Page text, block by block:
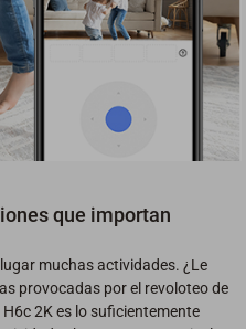
que importan
muchas actividades. ¿Le
provocadas por el revoloteo de
2K es lo suficientemente